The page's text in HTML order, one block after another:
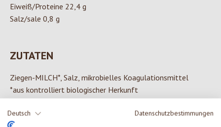
Deutsch Datenschutzbestimmungen
Eiweiß/Proteine 22,4 g
Salz/sale 0,8 g
ZUTATEN
Ziegen-MILCH*, Salz, mikrobielles Koagulationsmittel
*aus kontrolliert biologischer Herkunft